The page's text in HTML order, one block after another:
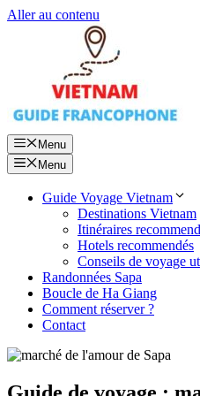
Aller au contenu
Menu
Menu
Guide Voyage Vietnam
Destinations Vietnam
Itinéraires
Hotels recommendés
Conseils de voyage
Randonnées Sapa
Boucle de Ha Giang
Comment réserver ?
Contact